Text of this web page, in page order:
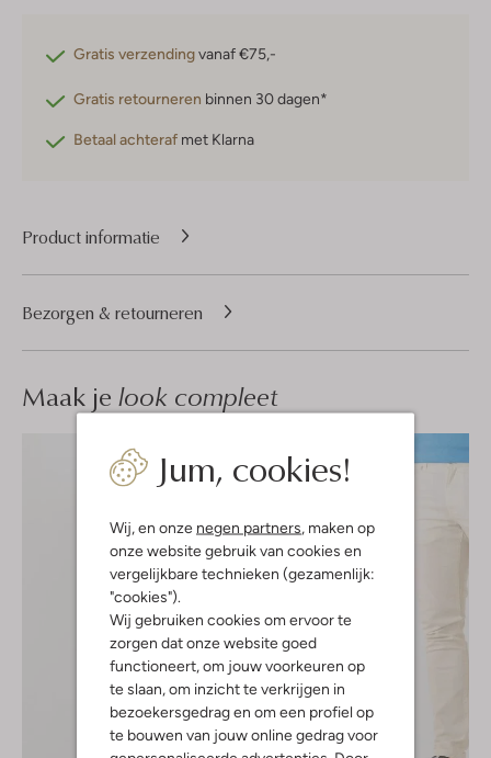
Jum, cookies!
Wij, en onze negen partners , maken op
onze website gebruik van cookies en
vergelijkbare technieken (gezamenlijk:
"cookies").
Wij gebruiken cookies om ervoor te
zorgen dat onze website goed
functioneert, om jouw voorkeuren op
te slaan, om inzicht te verkrijgen in
bezoekersgedrag en om een profiel op
te bouwen van jouw online gedrag voor
Gratis verzendingvanaf €75,-
Gratis retourneren binnen 30 dagen*
Betaal achteraf met Klarna
Product informatie
Bezorgen & retourneren
Maak je look compleet